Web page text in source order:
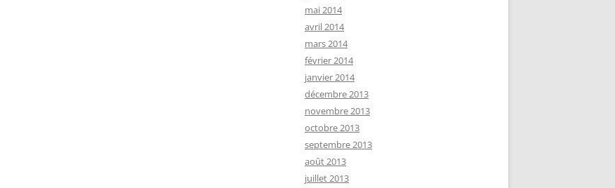
mai 2014
avril 2014
mars 2014
février 2014
janvier 2014
décembre 2013
novembre 2013
octobre 2013
septembre 2013
août 2013
juillet 2013